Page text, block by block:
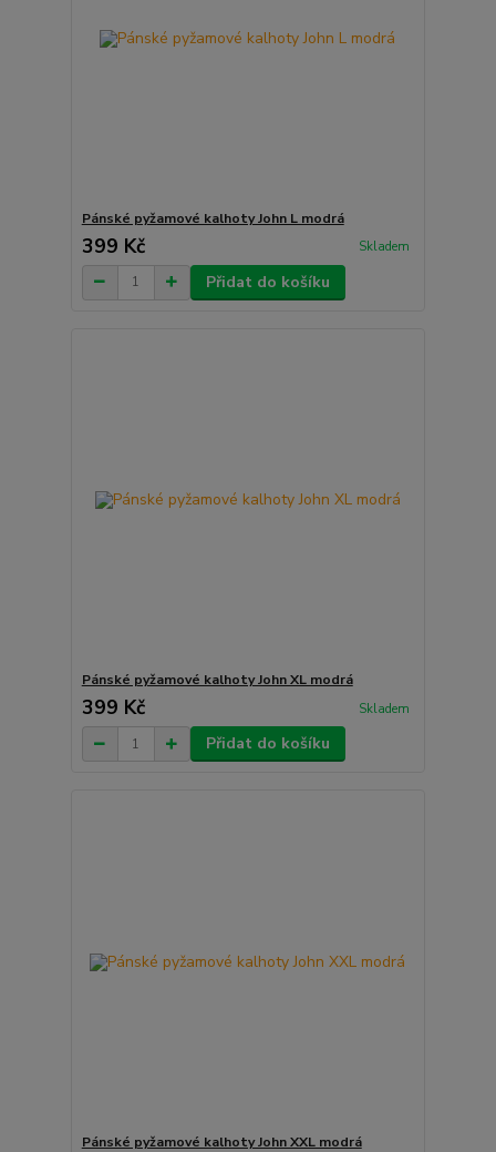
Pánské pyžamové kalhoty John L modrá
399 Kč Skladem
Přidat do košíku
Pánské pyžamové kalhoty John XL modrá
399 Kč Skladem
Přidat do košíku
Pánské pyžamové kalhoty John XXL modrá